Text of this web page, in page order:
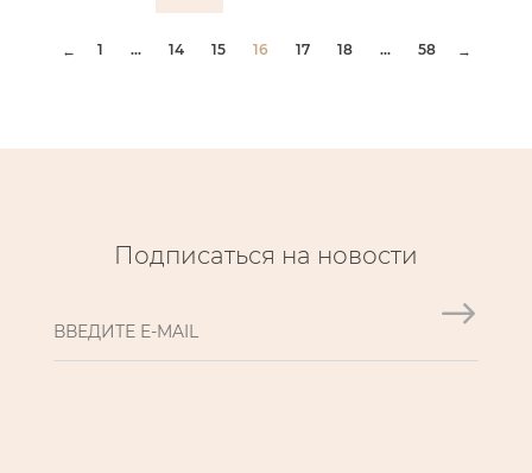
← 1 ... 14 15 16 17 18 ... 58 →
Подписаться на новости